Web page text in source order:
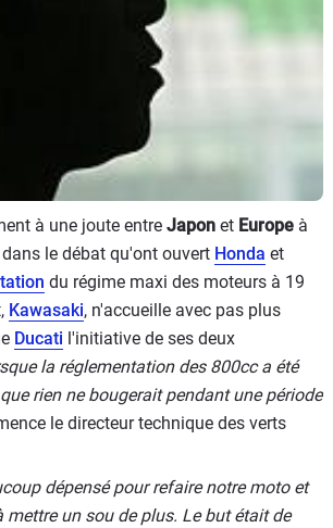
à une joute entre Japon et Europe à
le débat qu'ont ouvert Honda et
du régime maxi des moteurs à 19
Kawasaki, n'accueille avec pas plus
Ducati l'initiative de ses deux
la réglementation des 800cc a été
rien ne bougerait pendant une période
le directeur technique des verts
dépensé pour refaire notre moto et
mettre un sou de plus. Le but était de